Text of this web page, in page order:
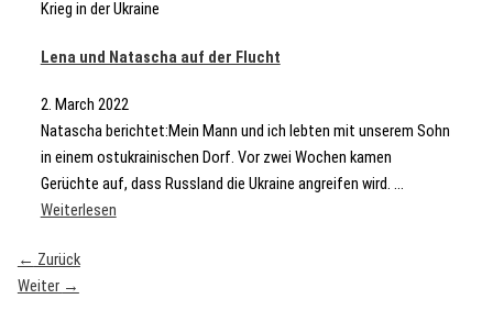
Krieg in der Ukraine
Lena und Natascha auf der Flucht
2. March 2022
Natascha berichtet:Mein Mann und ich lebten mit unserem Sohn
in einem ostukrainischen Dorf. Vor zwei Wochen kamen
Gerüchte auf, dass Russland die Ukraine angreifen wird. ...
Weiterlesen
← Zurück
Weiter →